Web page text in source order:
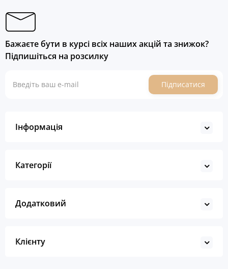
Бажаєте бути в курсі всіх наших акцій та знижок?
Підпишіться на розсилку
Підписатися
Інформація
Категорії
Додатковий
Клієнту